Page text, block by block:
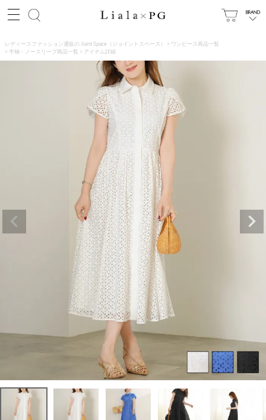
レディースファッション通販の Joint Space（ジョイントスペース）
ワンピース商品一覧
半袖・ノースリーブ商品一覧
アイテム詳細